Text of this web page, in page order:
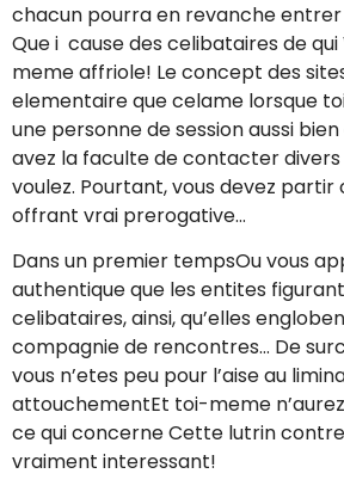
chacun pourra en revanche
Que i cause des celibataires de
meme affriole! Le concept des
elementaire que celame lorsque
une personne de session aussi
avez la faculte de contacter divers
voulez. Pourtant, vous devez partir
offrant vrai prerogative…
Dans un premier tempsOu vous
authentique que les entites
celibataires, ainsi, qu’elles
compagnie de rencontres… De
vous n’etes peu pour l’aise au
attouchementEt toi-meme
ce qui concerne Cette lutrin contre
vraiment interessant!